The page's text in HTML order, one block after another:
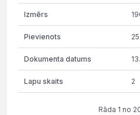
2
Rāda 1 no